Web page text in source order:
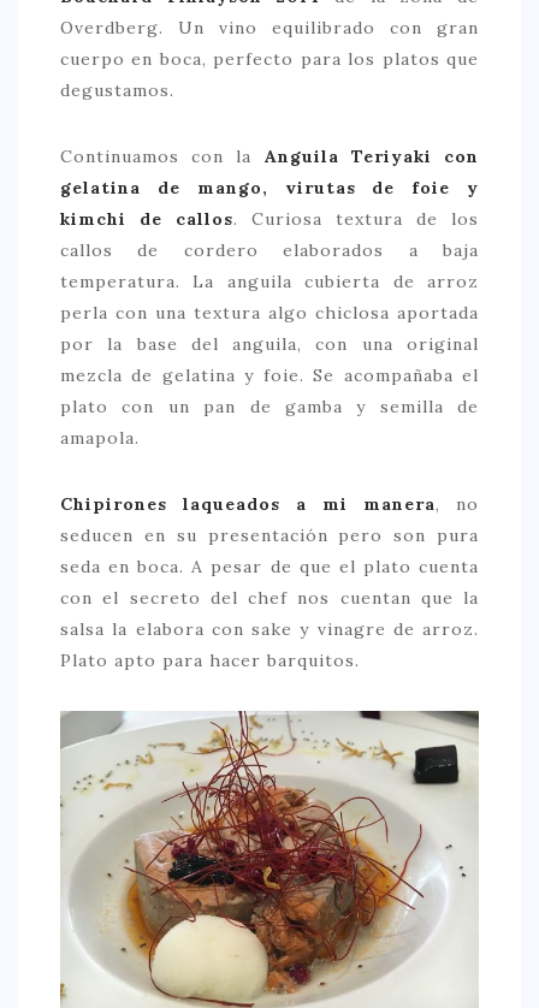
Overdberg. Un vino equilibrado con gran
cuerpo en boca, perfecto para los platos que
degustamos.
Continuamos con la Anguila Teriyaki con
gelatina de mango, virutas de foie y
kimchi de callos. Curiosa textura de los
callos de cordero elaborados a baja
temperatura. La anguila cubierta de arroz
perla con una textura algo chiclosa aportada
por la base del anguila, con una original
mezcla de gelatina y foie. Se acompañaba el
plato con un pan de gamba y semilla de
amapola.
Chipirones laqueados a mi manera, no
seducen en su presentación pero son pura
seda en boca. A pesar de que el plato cuenta
con el secreto del chef nos cuentan que la
salsa la elabora con sake y vinagre de arroz.
Plato apto para hacer barquitos.